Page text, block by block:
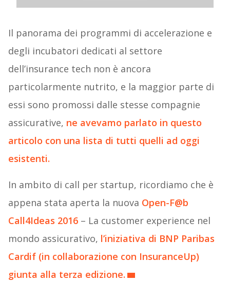
Il panorama dei programmi di accelerazione e
degli incubatori dedicati al settore
dell’insurance tech non è ancora
particolarmente nutrito, e la maggior parte di
essi sono promossi dalle stesse compagnie
assicurative, ne avevamo parlato in questo
articolo con una lista di tutti quelli ad oggi
esistenti.
In ambito di call per startup, ricordiamo che è
appena stata aperta la nuova Open-F@b
Call4Ideas 2016 – La customer experience nel
mondo assicurativo, l’iniziativa di BNP Paribas
Cardif (in collaborazione con InsuranceUp)
giunta alla terza edizione.